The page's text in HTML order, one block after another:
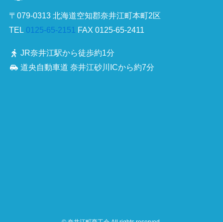
〒079-0313 北海道空知郡奈井江町本町2区
TEL 0125-65-2151 FAX 0125-65-2411
JR奈井江駅から徒歩約1分
道央自動車道 奈井江砂川ICから約7分